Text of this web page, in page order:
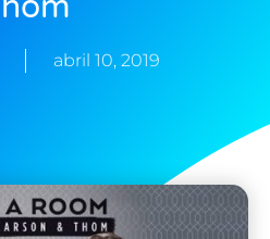
abril 10, 2019